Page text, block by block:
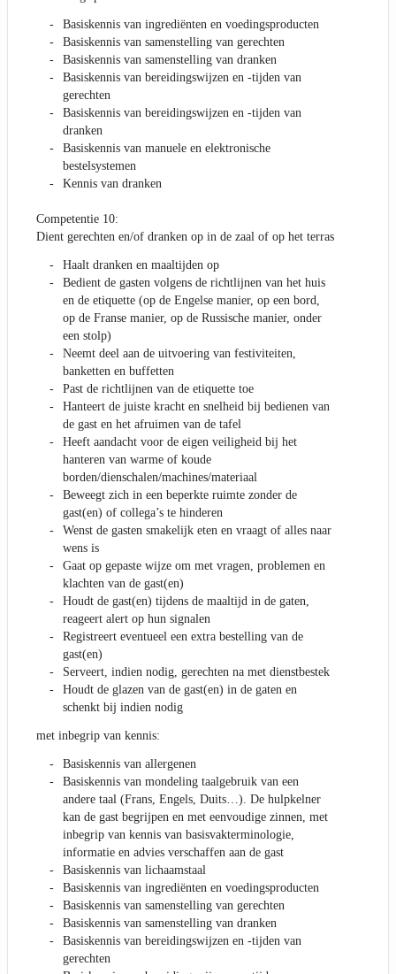
Basiskennis van ingrediënten en voedingsproducten
Basiskennis van samenstelling van gerechten
Basiskennis van samenstelling van dranken
Basiskennis van bereidingswijzen en -tijden van
gerechten
Basiskennis van bereidingswijzen en -tijden van
dranken
Basiskennis van manuele en elektronische
bestelsystemen
Kennis van dranken
Competentie 10:
Dient gerechten en/of dranken op in de zaal of op het terras
Haalt dranken en maaltijden op
Bedient de gasten volgens de richtlijnen van het huis
en de etiquette (op de Engelse manier, op een bord,
op de Franse manier, op de Russische manier, onder
een stolp)
Neemt deel aan de uitvoering van festiviteiten,
banketten en buffetten
Past de richtlijnen van de etiquette toe
Hanteert de juiste kracht en snelheid bij bedienen van
de gast en het afruimen van de tafel
Heeft aandacht voor de eigen veiligheid bij het
hanteren van warme of koude
borden/dienschalen/machines/materiaal
Beweegt zich in een beperkte ruimte zonder de
gast(en) of collega’s te hinderen
Wenst de gasten smakelijk eten en vraagt of alles naar
wens is
Gaat op gepaste wijze om met vragen, problemen en
klachten van de gast(en)
Houdt de gast(en) tijdens de maaltijd in de gaten,
reageert alert op hun signalen
Registreert eventueel een extra bestelling van de
gast(en)
Serveert, indien nodig, gerechten na met dienstbestek
Houdt de glazen van de gast(en) in de gaten en
schenkt bij indien nodig
met inbegrip van kennis:
Basiskennis van allergenen
Basiskennis van mondeling taalgebruik van een
andere taal (Frans, Engels, Duits…). De hulpkelner
kan de gast begrijpen en met eenvoudige zinnen, met
inbegrip van kennis van basisvakterminologie,
informatie en advies verschaffen aan de gast
Basiskennis van lichaamstaal
Basiskennis van ingrediënten en voedingsproducten
Basiskennis van samenstelling van gerechten
Basiskennis van samenstelling van dranken
Basiskennis van bereidingswijzen en -tijden van
gerechten